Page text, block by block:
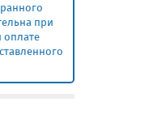
при
оплате